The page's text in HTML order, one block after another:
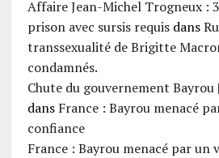
Affaire Jean-Michel Trogneux :
prison avec sursis requisdans
transsexualité de Brigitte
condamnés.
Chute du gouvernement
dans France : Bayrou menacé
confiance
France : Bayrou menacé par un